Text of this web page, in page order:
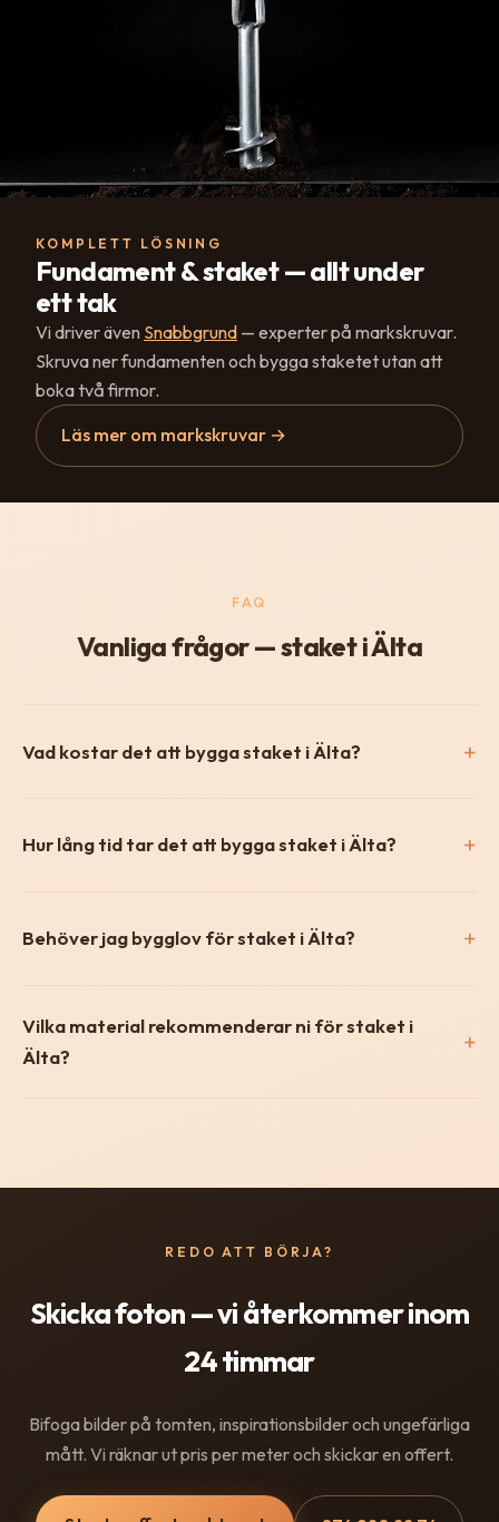
KOMPLETT LÖSNING
Fundament & staket — allt under
ett tak
Vi driver även Snabbgrund — experter på markskruvar.
Skruva ner fundamenten och bygga staketet utan att
boka två firmor.
Läs mer om markskruvar →
FAQ
Vanliga frågor — staket i Älta
Vad kostar det att bygga staket i Älta?
Hur lång tid tar det att bygga staket i Älta?
Behöver jag bygglov för staket i Älta?
Vilka material rekommenderar ni för staket i
Älta?
REDO ATT BÖRJA?
Skicka foton — vi återkommer inom
24 timmar
Bifoga bilder på tomten, inspirationsbilder och ungefärliga
mått. Vi räknar ut pris per meter och skickar en offert.